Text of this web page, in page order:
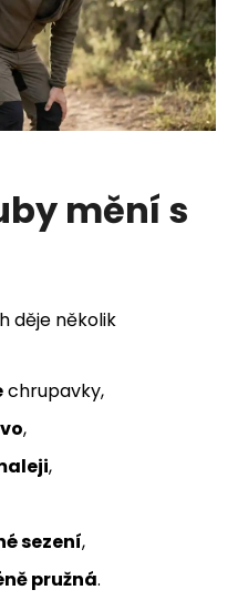
mění s
děje několik
chrupavky,
,
,
sezení,
pružná.